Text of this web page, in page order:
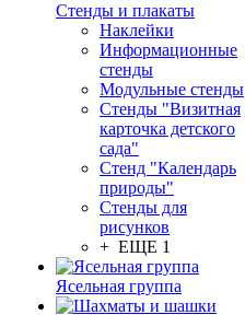
Стенды и плакаты
Наклейки
Информационные
стенды
Модульные стенды
Стенды "Визитная
карточка детского
сада"
Стенд "Календарь
природы"
Стенды для
рисунков
+ ЕЩЕ 1
Ясельная группа